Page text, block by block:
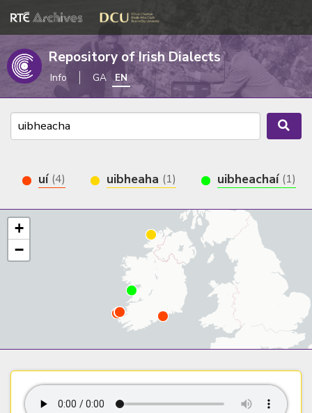
Repository of Irish Dialects
Info GA EN
uí (4) uibheaha (1) uibheachaí (1)
+
−